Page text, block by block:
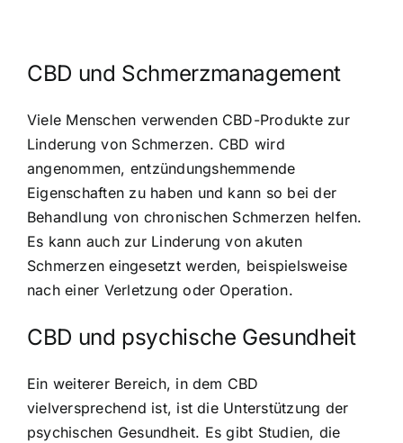
CBD und Schmerzmanagement
Viele Menschen verwenden CBD-Produkte zur
Linderung von Schmerzen. CBD wird
angenommen, entzündungshemmende
Eigenschaften zu haben und kann so bei der
Behandlung von chronischen Schmerzen helfen.
Es kann auch zur Linderung von akuten
Schmerzen eingesetzt werden, beispielsweise
nach einer Verletzung oder Operation.
CBD und psychische Gesundheit
Ein weiterer Bereich, in dem CBD
vielversprechend ist, ist die Unterstützung der
psychischen Gesundheit. Es gibt Studien, die